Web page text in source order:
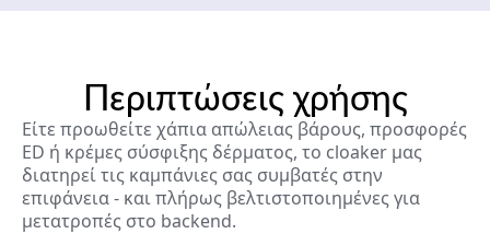
Περιπτώσεις χρήσης
Είτε προωθείτε χάπια απώλειας βάρους, προσφορές
ED ή κρέμες σύσφιξης δέρματος, το cloaker μας
διατηρεί τις καμπάνιες σας συμβατές στην
επιφάνεια - και πλήρως βελτιστοποιημένες για
μετατροπές στο backend.